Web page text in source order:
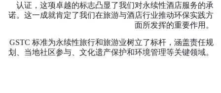
认证，这项卓越的标志凸显了我们对永续性酒店服务的承
诺。这一成就肯定了我们在旅游与酒店行业推动环保实践方
面所发挥的重要作用。
GSTC 标准为永续性旅行和旅游业树立了标杆，涵盖责任规
划、当地社区参与、文化遗产保护和环境管理等关键领域。